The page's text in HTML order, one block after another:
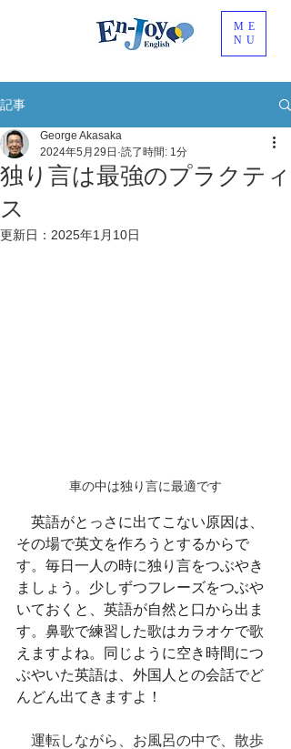
ME
NU
記事
独り言は最強のプラクティ
ス
George Akasaka
2024年5月29日 読了時間: 1分
更新日： 2025年1月10日
車の中は独り言に最適です
英語がとっさに出てこない原因は、
その場で英文を作ろうとするからで
す。毎日一人の時に独り言をつぶやき
ましょう。少しずつフレーズをつぶや
いておくと、英語が自然と口から出ま
す。鼻歌で練習した歌はカラオケで歌
えますよね。同じように空き時間につ
ぶやいた英語は、外国人との会話でど
んどん出てきますよ！
運転しながら、お風呂の中で、散歩